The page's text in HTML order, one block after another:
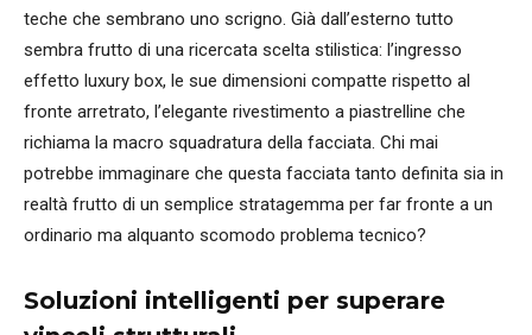
teche che sembrano uno scrigno. Già dall’esterno tutto
sembra frutto di una ricercata scelta stilistica: l’ingresso
effetto luxury box, le sue dimensioni compatte rispetto al
fronte arretrato, l’elegante rivestimento a piastrelline che
richiama la macro squadratura della facciata. Chi mai
potrebbe immaginare che questa facciata tanto definita sia in
realtà frutto di un semplice stratagemma per far fronte a un
ordinario ma alquanto scomodo problema tecnico?
Soluzioni intelligenti per superare